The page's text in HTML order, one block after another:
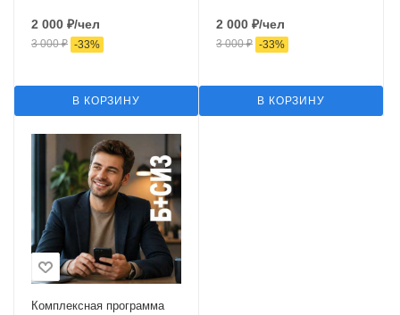
2 000 ₽/чел
3 000₽ -33%
В КОРЗИНУ
2 000 ₽/чел
3 000₽ -33%
В КОРЗИНУ
Комплексная программа